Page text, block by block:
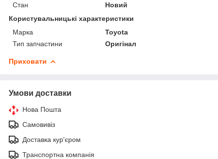
Стан
Новий
Користувальницькі характеристики
Марка
Toyota
Тип запчастини
Оригінал
Приховати
Умови доставки
Нова Пошта
Самовивіз
Доставка кур'єром
Транспортна компанія